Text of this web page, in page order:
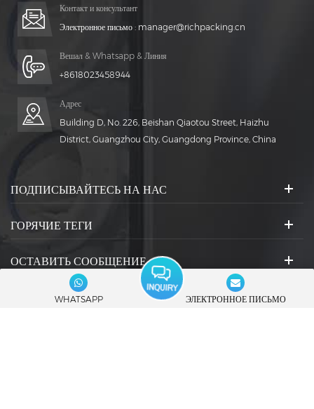
Контакт и консультант
Электронное письмо : manager@richpacking.cn
Вешал & Whatsapp & Линия
+8618023458944
Адрес
Building D, No. 226, Beishan Qiaotou Street, Haizhu
District, Guangzhou City, Guangdong Province, China
ПОДПИСЫВАЙТЕСЬ НА НАС
ГОРЯЧИЕ ТЕГИ
ОСТАВИТЬ СООБЩЕНИЕ
СОЦИАЛЬНЫЕ ИКОНКИ :
WHATSAPP ЭЛЕКТРОННОЕ ПИСЬМО